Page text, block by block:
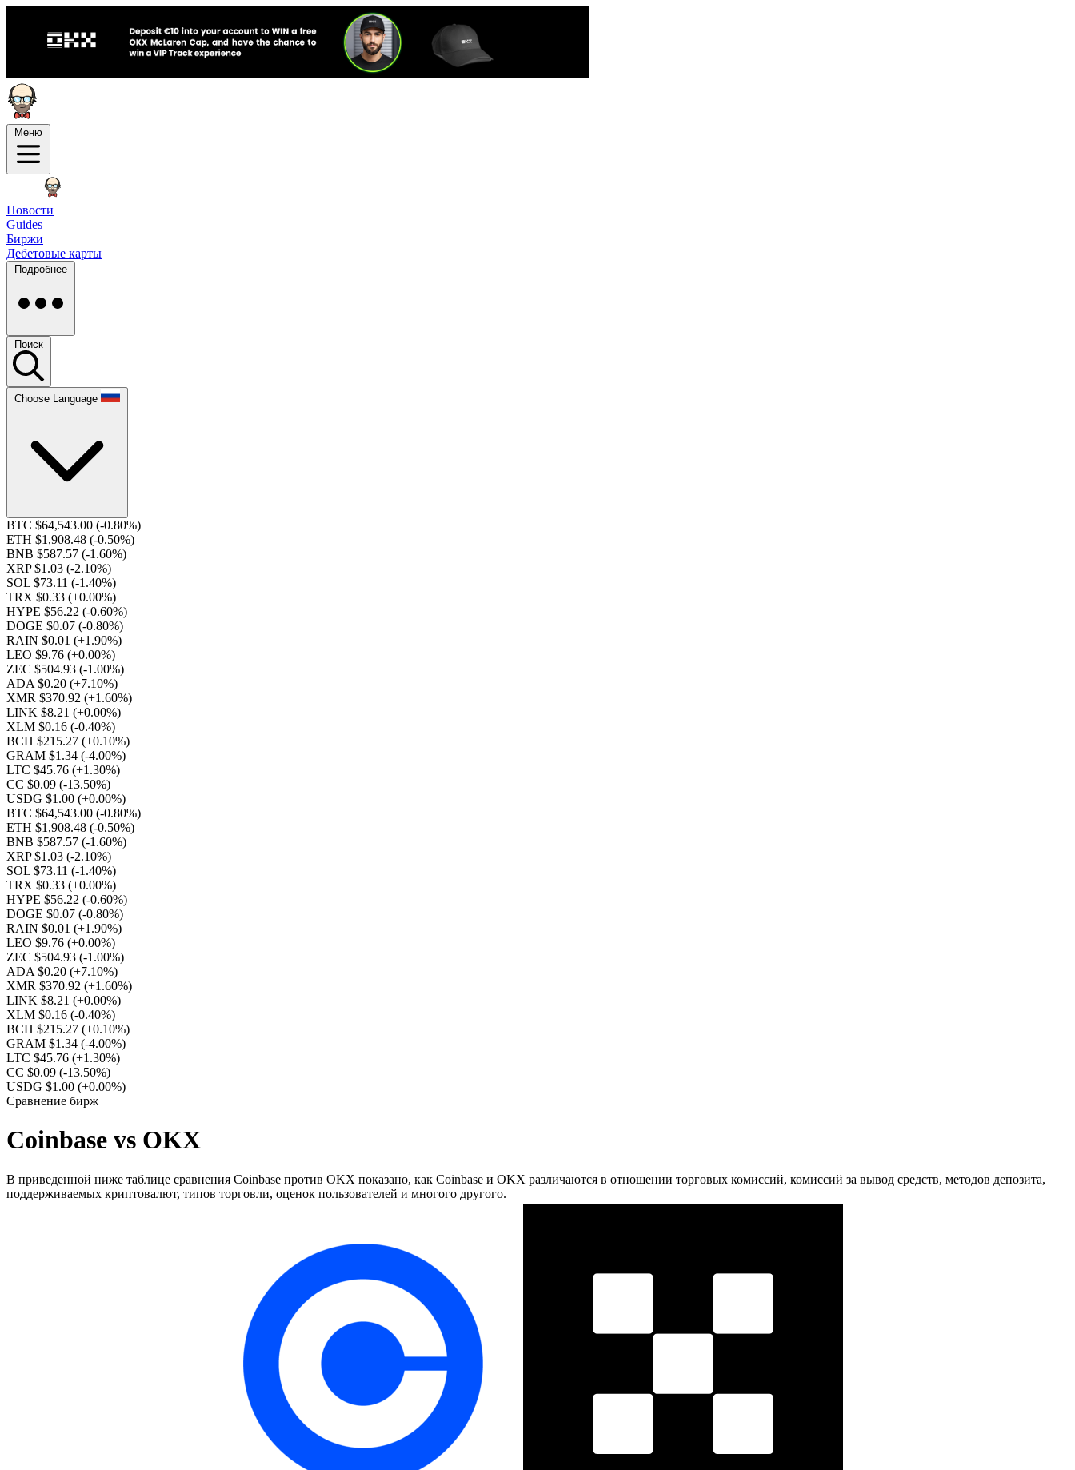
Меню
Новости
Guides
Биржи
Дебетовые карты
Подробнее
Поиск
Choose Language
BTC $64,543.00 (-0.80%)
ETH $1,908.48 (-0.50%)
BNB $587.57 (-1.60%)
XRP $1.03 (-2.10%)
SOL $73.11 (-1.40%)
TRX $0.33 (+0.00%)
HYPE $56.22 (-0.60%)
DOGE $0.07 (-0.80%)
RAIN $0.01 (+1.90%)
LEO $9.76 (+0.00%)
ZEC $504.93 (-1.00%)
ADA $0.20 (+7.10%)
XMR $370.92 (+1.60%)
LINK $8.21 (+0.00%)
XLM $0.16 (-0.40%)
BCH $215.27 (+0.10%)
GRAM $1.34 (-4.00%)
LTC $45.76 (+1.30%)
CC $0.09 (-13.50%)
USDG $1.00 (+0.00%)
BTC $64,543.00 (-0.80%)
ETH $1,908.48 (-0.50%)
BNB $587.57 (-1.60%)
XRP $1.03 (-2.10%)
SOL $73.11 (-1.40%)
TRX $0.33 (+0.00%)
HYPE $56.22 (-0.60%)
DOGE $0.07 (-0.80%)
RAIN $0.01 (+1.90%)
LEO $9.76 (+0.00%)
ZEC $504.93 (-1.00%)
ADA $0.20 (+7.10%)
XMR $370.92 (+1.60%)
LINK $8.21 (+0.00%)
XLM $0.16 (-0.40%)
BCH $215.27 (+0.10%)
GRAM $1.34 (-4.00%)
LTC $45.76 (+1.30%)
CC $0.09 (-13.50%)
USDG $1.00 (+0.00%)
Сравнение бирж
Coinbase vs OKX
В приведенной ниже таблице сравнения Coinbase против OKX показано, как Coinbase и OKX различаются в отношении торговых комиссий, комиссий за вывод средств, методов депозита,
поддерживаемых криптовалют, типов торговли, оценок пользователей и многого другого.